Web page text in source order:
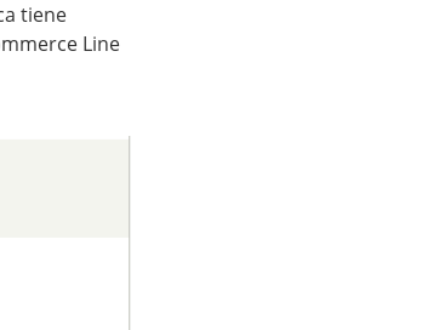
tiene
Line